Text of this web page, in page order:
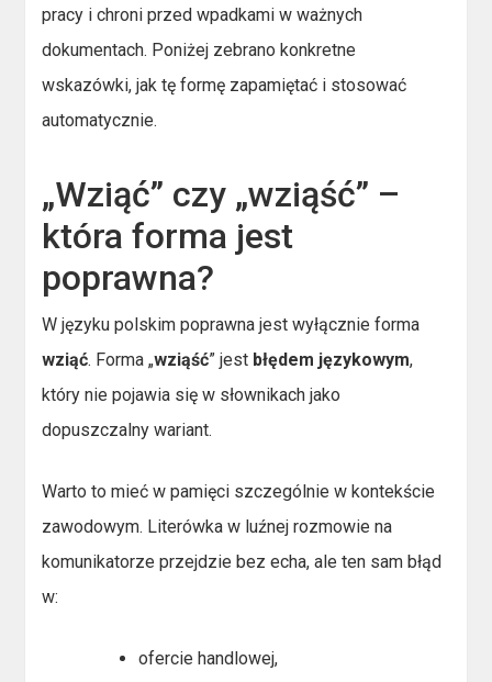
pracy i chroni przed wpadkami w ważnych
dokumentach. Poniżej zebrano konkretne
wskazówki, jak tę formę zapamiętać i stosować
automatycznie.
„Wziąć” czy „wziąść” –
która forma jest
poprawna?
W języku polskim poprawna jest wyłącznie forma
wziąć. Forma „wziąść” jest błędem językowym,
który nie pojawia się w słownikach jako
dopuszczalny wariant.
Warto to mieć w pamięci szczególnie w kontekście
zawodowym. Literówka w luźnej rozmowie na
komunikatorze przejdzie bez echa, ale ten sam błąd
w:
ofercie handlowej,